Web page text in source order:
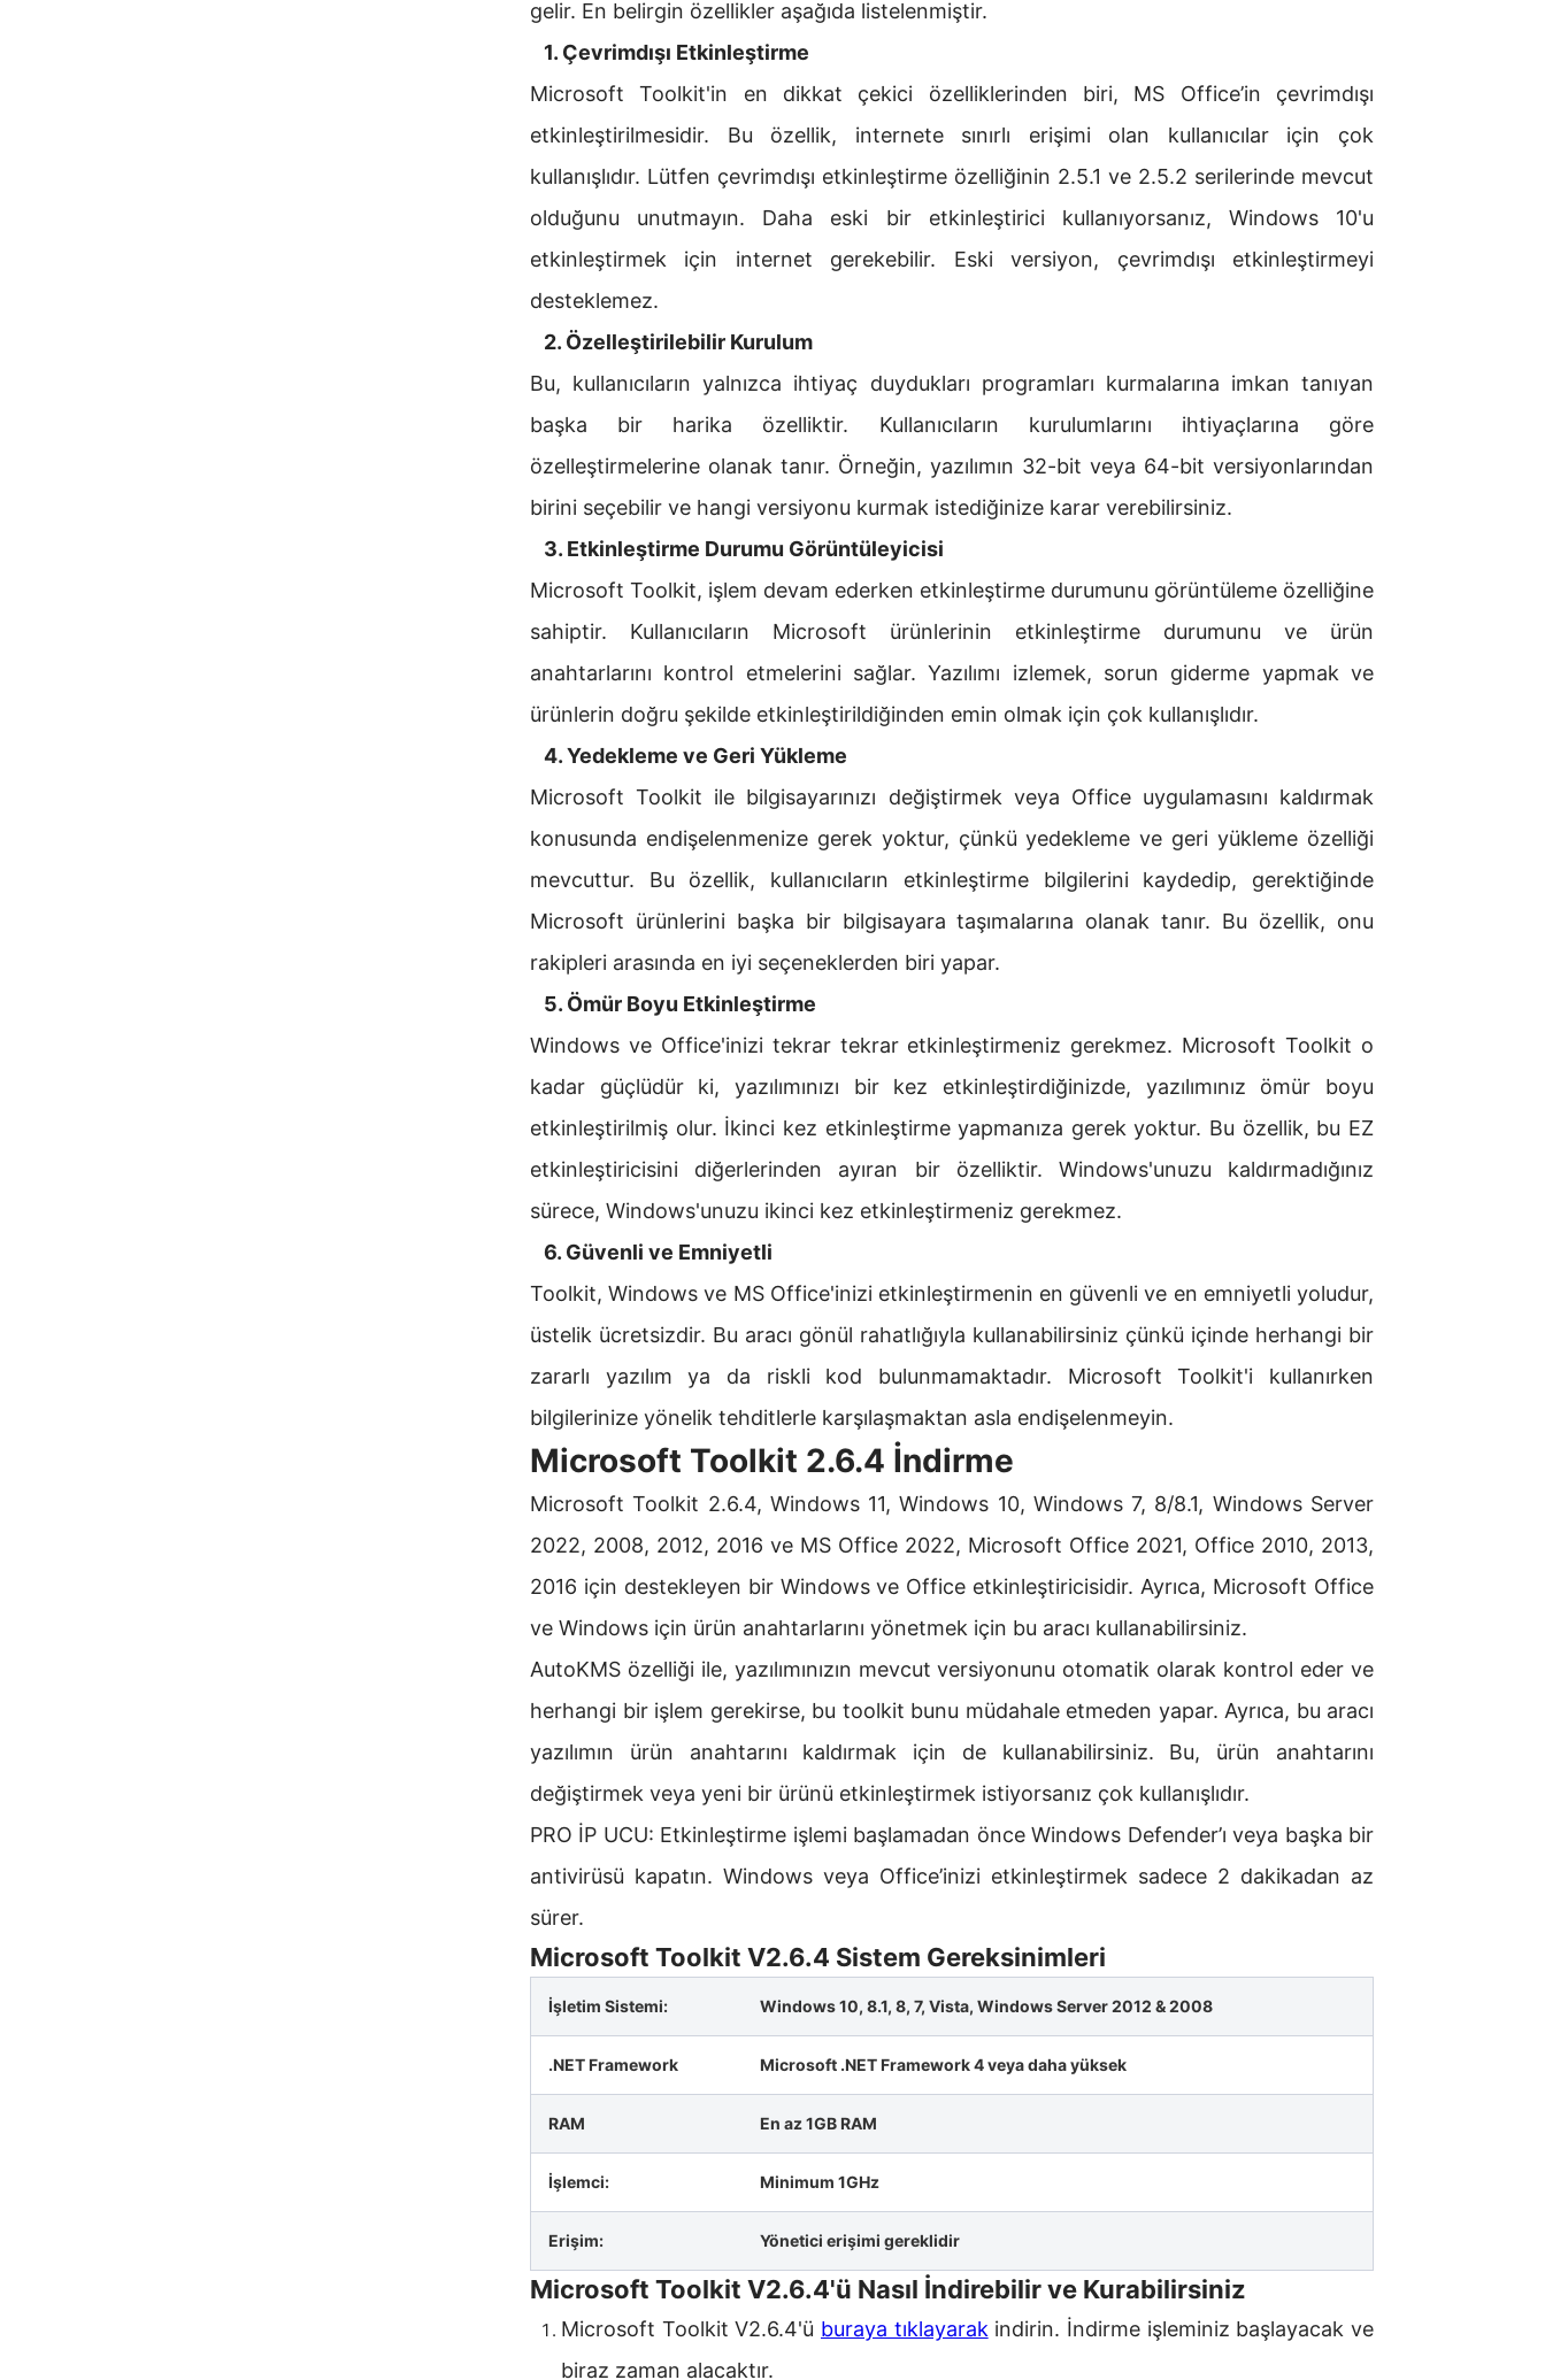
gelir. En belirgin özellikler aşağıda listelenmiştir.
1. Çevrimdışı Etkinleştirme
Microsoft Toolkit'in en dikkat çekici özelliklerinden biri, MS Office’in çevrimdışı
etkinleştirilmesidir. Bu özellik, internete sınırlı erişimi olan kullanıcılar için çok
kullanışlıdır. Lütfen çevrimdışı etkinleştirme özelliğinin 2.5.1 ve 2.5.2 serilerinde mevcut
olduğunu unutmayın. Daha eski bir etkinleştirici kullanıyorsanız, Windows 10'u
etkinleştirmek için internet gerekebilir. Eski versiyon, çevrimdışı etkinleştirmeyi
desteklemez.
2. Özelleştirilebilir Kurulum
Bu, kullanıcıların yalnızca ihtiyaç duydukları programları kurmalarına imkan tanıyan
başka bir harika özelliktir. Kullanıcıların kurulumlarını ihtiyaçlarına göre
özelleştirmelerine olanak tanır. Örneğin, yazılımın 32-bit veya 64-bit versiyonlarından
birini seçebilir ve hangi versiyonu kurmak istediğinize karar verebilirsiniz.
3. Etkinleştirme Durumu Görüntüleyicisi
Microsoft Toolkit, işlem devam ederken etkinleştirme durumunu görüntüleme özelliğine
sahiptir. Kullanıcıların Microsoft ürünlerinin etkinleştirme durumunu ve ürün
anahtarlarını kontrol etmelerini sağlar. Yazılımı izlemek, sorun giderme yapmak ve
ürünlerin doğru şekilde etkinleştirildiğinden emin olmak için çok kullanışlıdır.
4. Yedekleme ve Geri Yükleme
Microsoft Toolkit ile bilgisayarınızı değiştirmek veya Office uygulamasını kaldırmak
konusunda endişelenmenize gerek yoktur, çünkü yedekleme ve geri yükleme özelliği
mevcuttur. Bu özellik, kullanıcıların etkinleştirme bilgilerini kaydedip, gerektiğinde
Microsoft ürünlerini başka bir bilgisayara taşımalarına olanak tanır. Bu özellik, onu
rakipleri arasında en iyi seçeneklerden biri yapar.
5. Ömür Boyu Etkinleştirme
Windows ve Office'inizi tekrar tekrar etkinleştirmeniz gerekmez. Microsoft Toolkit o
kadar güçlüdür ki, yazılımınızı bir kez etkinleştirdiğinizde, yazılımınız ömür boyu
etkinleştirilmiş olur. İkinci kez etkinleştirme yapmanıza gerek yoktur. Bu özellik, bu EZ
etkinleştiricisini diğerlerinden ayıran bir özelliktir. Windows'unuzu kaldırmadığınız
sürece, Windows'unuzu ikinci kez etkinleştirmeniz gerekmez.
6. Güvenli ve Emniyetli
Toolkit, Windows ve MS Office'inizi etkinleştirmenin en güvenli ve en emniyetli yoludur,
üstelik ücretsizdir. Bu aracı gönül rahatlığıyla kullanabilirsiniz çünkü içinde herhangi bir
zararlı yazılım ya da riskli kod bulunmamaktadır. Microsoft Toolkit'i kullanırken
bilgilerinize yönelik tehditlerle karşılaşmaktan asla endişelenmeyin.
Microsoft Toolkit 2.6.4 İndirme
Microsoft Toolkit 2.6.4, Windows 11, Windows 10, Windows 7, 8/8.1, Windows Server
2022, 2008, 2012, 2016 ve MS Office 2022, Microsoft Office 2021, Office 2010, 2013,
2016 için destekleyen bir Windows ve Office etkinleştiricisidir. Ayrıca, Microsoft Office
ve Windows için ürün anahtarlarını yönetmek için bu aracı kullanabilirsiniz.
AutoKMS özelliği ile, yazılımınızın mevcut versiyonunu otomatik olarak kontrol eder ve
herhangi bir işlem gerekirse, bu toolkit bunu müdahale etmeden yapar. Ayrıca, bu aracı
yazılımın ürün anahtarını kaldırmak için de kullanabilirsiniz. Bu, ürün anahtarını
değiştirmek veya yeni bir ürünü etkinleştirmek istiyorsanız çok kullanışlıdır.
PRO İP UCU: Etkinleştirme işlemi başlamadan önce Windows Defender’ı veya başka bir
antivirüsü kapatın. Windows veya Office’inizi etkinleştirmek sadece 2 dakikadan az
sürer.
Microsoft Toolkit V2.6.4 Sistem Gereksinimleri
İşletim Sistemi: Windows 10, 8.1, 8, 7, Vista, Windows Server 2012 & 2008
.NET Framework Microsoft .NET Framework 4 veya daha yüksek
RAM En az 1GB RAM
İşlemci: Minimum 1GHz
Erişim: Yönetici erişimi gereklidir
Microsoft Toolkit V2.6.4'ü Nasıl İndirebilir ve Kurabilirsiniz
Microsoft Toolkit V2.6.4'ü buraya tıklayarakindirin. İndirme işleminiz başlayacak ve
biraz zaman alacaktır.